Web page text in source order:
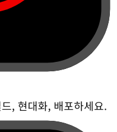
, 현대화, 배포하세요.